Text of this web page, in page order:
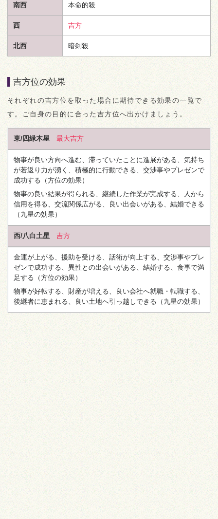
南西 本命的殺
西 吉方
北西 暗剣殺
吉方位の効果
それぞれの吉方位を取った場合に期待できる効果の一覧で
す。ご自身の目的に合った吉方位へ出かけましょう。
東/四緑木星 最大吉方
物事が良い方向へ進む、滞っていたことに進展がある、気持ち
が若返り力が湧く、積極的に行動できる、交渉事やプレゼンで
成功する （方位の効果）
物事の良い結果が得られる、継続した作業が完成する、人から
信用を得る、交流関係広がる、良い出会いがある、結婚できる
（九星の効果）
西/八白土星 吉方
金運が上がる、援助を受ける、話術が向上する、交渉事やプレ
ゼンで成功する、異性との出会いがある、結婚する、食事で満
足する （方位の効果）
物事が好転する、財産が増える、良い会社へ就職・転職する、
後継者に恵まれる、良い土地へ引っ越しできる （九星の効果）